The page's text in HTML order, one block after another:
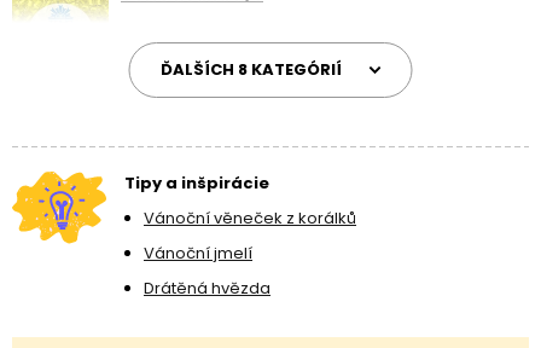
Tipy a inšpirácie
Vánoční věneček z korálků
Vánoční jmelí
Drátěná hvězda
ĎALŠÍCH 8 KATEGÓRIÍ